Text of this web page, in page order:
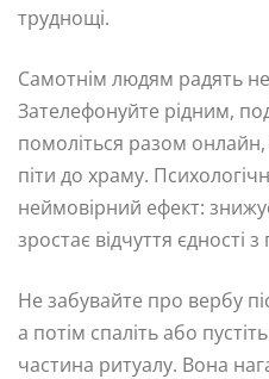
труднощі.
Самотнім людям радять
Зателефонуйте рідним,
помоліться разом
піти до храму.
неймовірний ефект:
зростає відчуття єдності
Не забувайте про вербу
а потім спаліть або
частина ритуалу. Вона